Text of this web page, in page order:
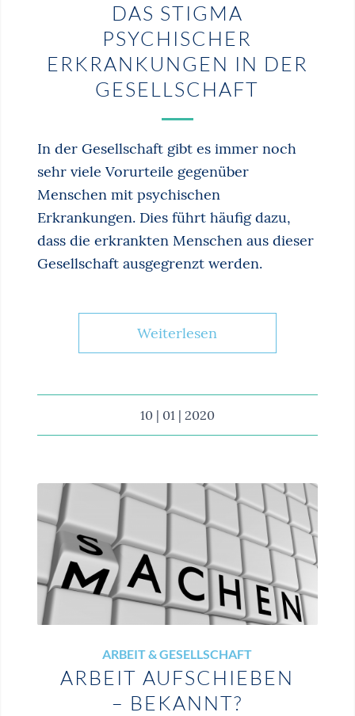
DAS STIGMA
PSYCHISCHER
ERKRANKUNGEN IN DER
GESELLSCHAFT
In der Gesellschaft gibt es immer noch
sehr viele Vorurteile gegenüber
Menschen mit psychischen
Erkrankungen. Dies führt häufig dazu,
dass die erkrankten Menschen aus dieser
Gesellschaft ausgegrenzt werden.
Weiterlesen
10 | 01 | 2020
ARBEIT & GESELLSCHAFT
ARBEIT AUFSCHIEBEN
– BEKANNT?